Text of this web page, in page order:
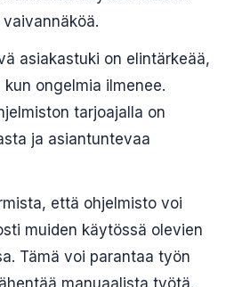
asiakastuki on elintärkeää,
ongelmia ilmenee.
tarjoajalla on
ja asiantuntevaa
että ohjelmisto voi
muiden käytössä olevien
Tämä voi parantaa työn
manuaalista työtä.